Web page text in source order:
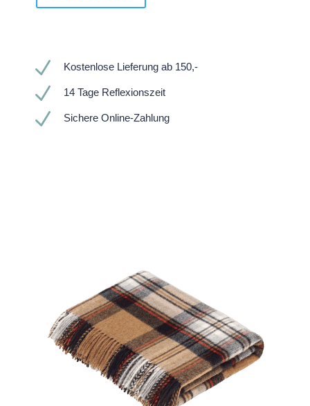
N Kostenlose Lieferung ab 150,-
N 14 Tage Reflexionszeit
N Sichere Online-Zahlung